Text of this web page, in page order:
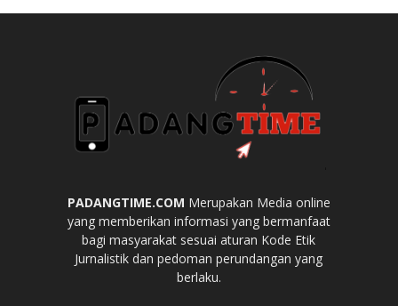
PADANGTIME.COM Merupakan Media online
yang memberikan informasi yang bermanfaat
bagi masyarakat sesuai aturan Kode Etik
Jurnalistik dan pedoman perundangan yang
berlaku.